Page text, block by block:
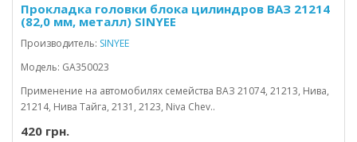
Прокладка головки блока цилиндров ВАЗ 21214
(82,0 мм, металл) SINYEE
Производитель: SINYEE
Модель: GA350023
Применение на автомобилях семейства ВАЗ 21074, 21213, Нива,
21214, Нива Тайга, 2131, 2123, Niva Chev..
420 грн.